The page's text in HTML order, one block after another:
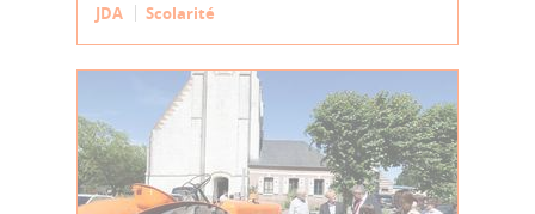
JDA
Scolarité